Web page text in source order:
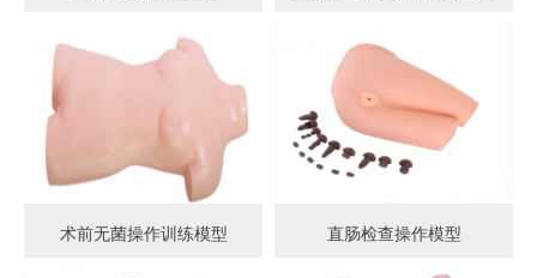
术前无菌操作训练模型 直肠检查操作模型